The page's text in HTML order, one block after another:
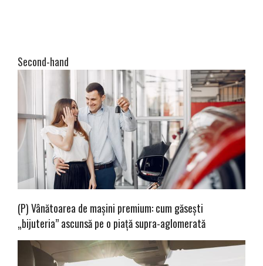
Second-hand
(P) Vânătoarea de mașini premium: cum găsești
„bijuteria” ascunsă pe o piață supra-aglomerată